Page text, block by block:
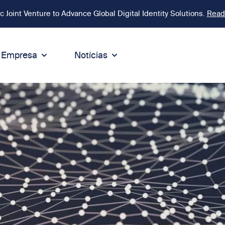
Joint Venture to Advance Global Digital Identity Solutions.
Compliance
Empresa
de Conduta
& Compliance
Up
Sustentabilidade
Sustentabilidade
Ambiente
Responsabilidade Social
Negócios sustentáveis
Notícias